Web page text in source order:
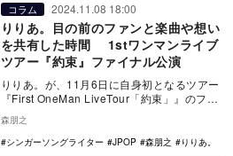
コラム 2024.11.08 18:00
りりあ。目の前のファンと楽曲や想い
を共有した時間 1stワンマンライブ
ツアー『約束』ファイナル公演
りりあ。が、11月6日に自身初となるツアー
『First OneMan LiveTour「約束」』のファ
イナル公演をSHIBUYA…
森朋之
シンガーソングライター
JPOP 森朋之 りりあ。